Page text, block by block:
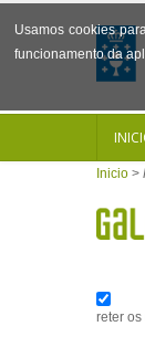
Usamos cookies
funcionamento da
Inicio >
reter os